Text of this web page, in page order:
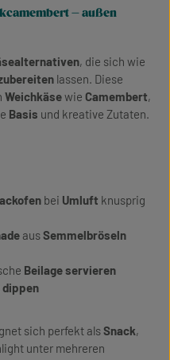
– außen
, die sich wie
lassen. Diese
Weichkäsewie Camembert,
Basis und kreative Zutaten.
bei Umluft knusprig
ausSemmelbröseln
Beilage servieren
dippen
sich perfekt alsSnack,
unter mehreren